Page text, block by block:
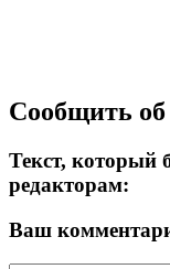
Сообщить об
Текст, который
редакторам:
Ваш